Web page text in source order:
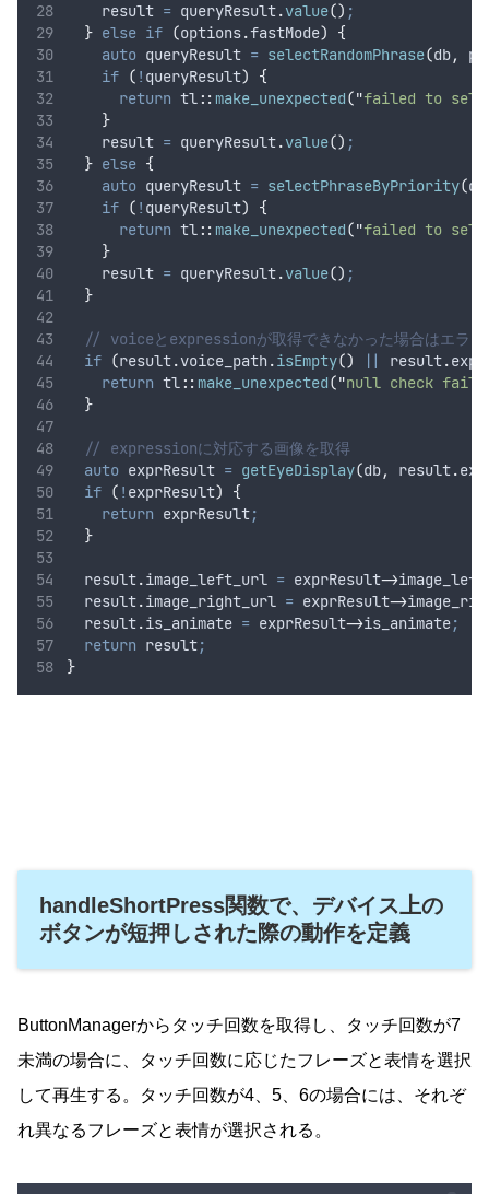
    result
= queryResult.value() ;
} else if (options.fastMode)
{
auto queryResult = selectRandomPhrase(db,
if ( ! queryResult)
{
return tl:: make_unexpected("failed to
}
    result
= queryResult.value() ;
} else {
auto queryResult = selectPhraseByPriority(db
if ( ! queryResult)
{
return tl:: make_unexpected("failed to
}
    result
= queryResult.value() ;
}
  // voiceとexpressionが取得できなかった場合はエラー
if (result.voice_path.isEmpty() || result.
return tl:: make_unexpected("null check
}
  // expressionに対応する画像を取得
auto exprResult = getEyeDisplay(db, result.
if ( ! exprResult)
{
return exprResult;
}
result.image_left_url = exprResult->
result.image_right_url = exprResult->
result.is_animate = exprResult->is_animate;
return result;
}
handleShortPress関数で、デバイス上の
ボタンが短押しされた際の動作を定義
ButtonManagerからタッチ回数を取得し、タッチ回数が7
未満の場合に、タッチ回数に応じたフレーズと表情を選択
して再生する。タッチ回数が4、5、6の場合には、それぞ
れ異なるフレーズと表情が選択される。